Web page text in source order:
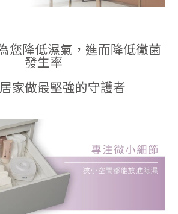
您降低濕氣，進而降低黴菌
發生率
家做最堅強的守護者